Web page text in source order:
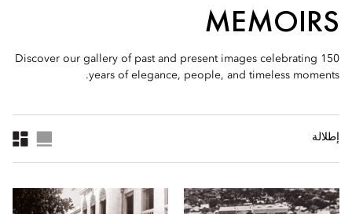
MEMOIRS
Discover our gallery of past and present images celebrating 150
years of elegance, people, and timeless moments.
إطلالة